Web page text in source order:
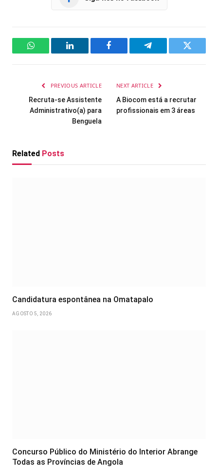
WhatsAppLinkedIn Facebook Telegram Twitter
PREVIOUS ARTICLE
Recruta-se Assistente
Administrativo(a) para
Benguela
NEXT ARTICLE
A Biocom está a recrutar
profissionais em 3 áreas
Related Posts
Candidatura espontânea na Omatapalo
AGOSTO 5, 2026
Concurso Público do Ministério do Interior Abrange
Todas as Províncias de Angola